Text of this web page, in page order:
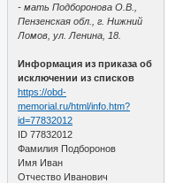
- мать Подборонова О.В.,
Пензенская обл., г. Нижний
Ломов, ул. Ленина, 18.
Информация из приказа об
исключении из списков
https://obd-
memorial.ru/html/info.htm?
id=77832012
ID 77832012
Фамилия Подборонов
Имя Иван
Отчество Иванович